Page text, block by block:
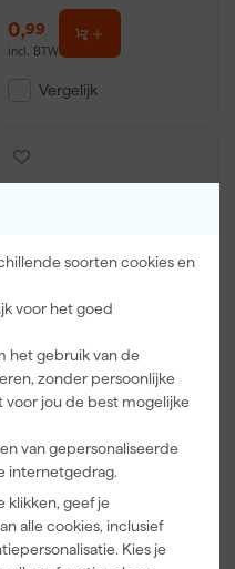
soorten cookies en
voor het goed
het gebruik van de
zonder persoonlijke
voor jou de best mogelijke
van gepersonaliseerde
internetgedrag.
klikken, geef je
alle cookies, inclusief
Kies je
0,99
incl. BTW
Vergelijk
Go!Paint Economy
Inzetbak
1, 99
incl. BTW